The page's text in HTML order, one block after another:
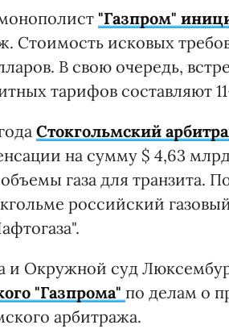
"Газпром"
Стоимость исковых
В свою очередь,
тарифов составляют
Стокгольмский
на сумму $ 4,63
газа для транзита.
российский
и Окружной суд
"Газпрома" по делам о
арбитража.